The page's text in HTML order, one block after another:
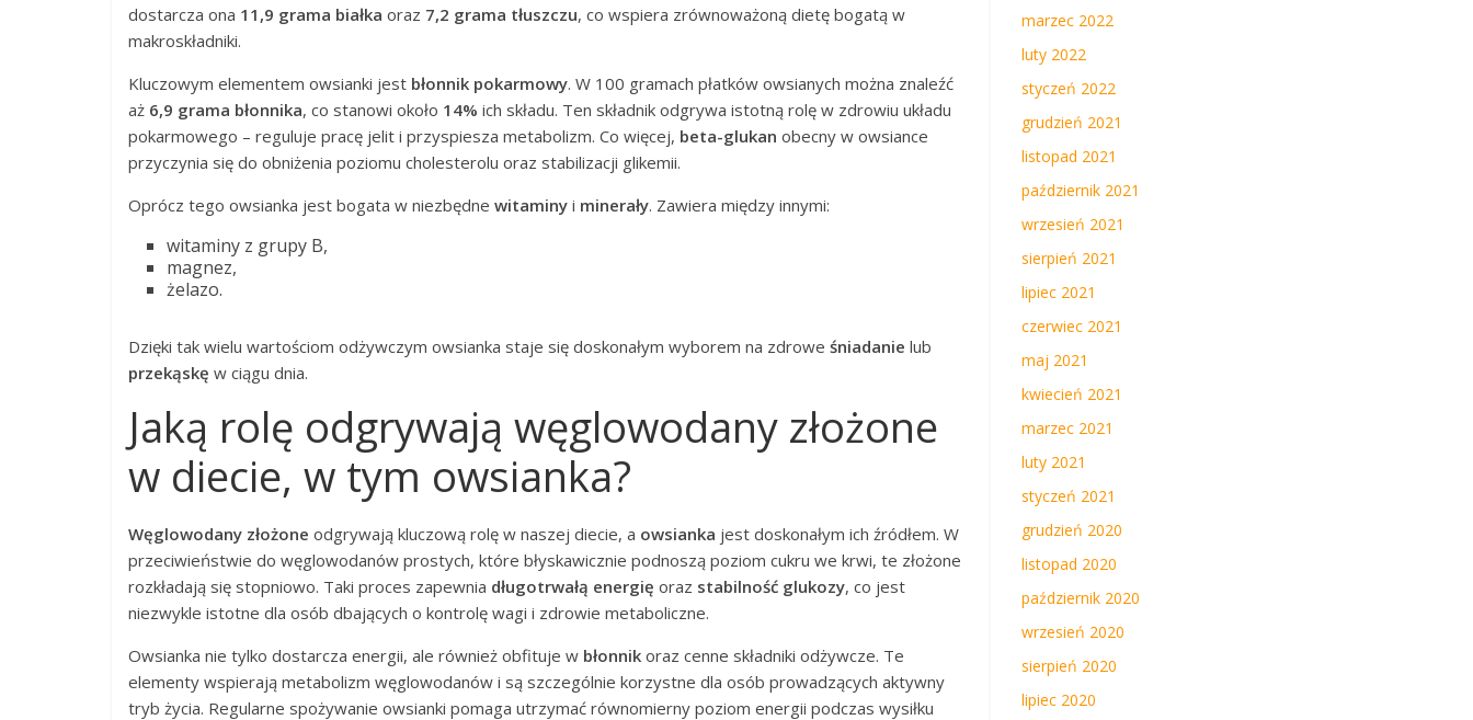
dostarcza ona 11,9 grama białka oraz 7,2 grama tłuszczu, co wspiera zrównoważoną dietę bogatą w
makroskładniki.
Kluczowym elementem owsianki jest błonnik pokarmowy. W 100 gramach płatków owsianych można znaleźć
aż 6,9 grama błonnika, co stanowi około 14% ich składu. Ten składnik odgrywa istotną rolę w zdrowiu układu
pokarmowego – reguluje pracę jelit i przyspiesza metabolizm. Co więcej, beta-glukan obecny w owsiance
przyczynia się do obniżenia poziomu cholesterolu oraz stabilizacji glikemii.
Oprócz tego owsianka jest bogata w niezbędne witaminy i minerały. Zawiera między innymi:
witaminy z grupy B,
magnez,
żelazo.
Dzięki tak wielu wartościom odżywczym owsianka staje się doskonałym wyborem na zdrowe śniadanie lub
przekąskę w ciągu dnia.
Jaką rolę odgrywają węglowodany złożone
w diecie, w tym owsianka?
Węglowodany złożone odgrywają kluczową rolę w naszej diecie, a owsianka jest doskonałym ich źródłem. W
przeciwieństwie do węglowodanów prostych, które błyskawicznie podnoszą poziom cukru we krwi, te złożone
rozkładają się stopniowo. Taki proces zapewnia długotrwałą energię oraz stabilność glukozy, co jest
niezwykle istotne dla osób dbających o kontrolę wagi i zdrowie metaboliczne.
Owsianka nie tylko dostarcza energii, ale również obfituje w błonnik oraz cenne składniki odżywcze. Te
elementy wspierają metabolizm węglowodanów i są szczególnie korzystne dla osób prowadzących aktywny
tryb życia. Regularne spożywanie owsianki pomaga utrzymać równomierny poziom energii podczas wysiłku
marzec 2022
luty 2022
styczeń 2022
grudzień 2021
listopad 2021
październik 2021
wrzesień 2021
sierpień 2021
lipiec 2021
czerwiec 2021
maj 2021
kwiecień 2021
marzec 2021
luty 2021
styczeń 2021
grudzień 2020
listopad 2020
październik 2020
wrzesień 2020
sierpień 2020
lipiec 2020